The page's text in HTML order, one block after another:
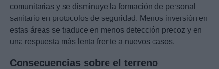
comunitarias y se disminuye la formación de personal
sanitario en protocolos de seguridad. Menos inversión en
estas áreas se traduce en menos detección precoz y en
una respuesta más lenta frente a nuevos casos.
Consecuencias sobre el terreno